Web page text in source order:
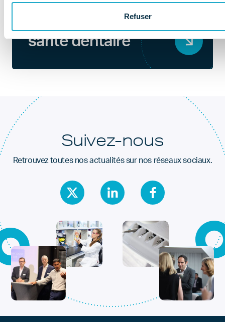
Refuser
QUI SOMMES-NOUS ?
santé dentaire
Suivez-nous
Retrouvez toutes nos actualités sur nos réseaux sociaux.